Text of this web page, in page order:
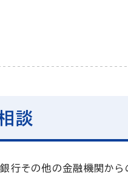
談
銀行その他の金融機関か